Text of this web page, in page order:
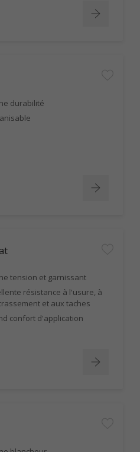
durabilité
tension et garnissant
résistance à l'usure, à
et aux taches
confort d'application